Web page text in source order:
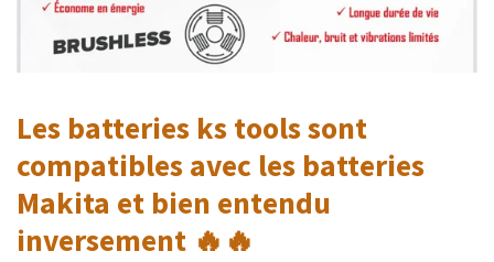
Les batteries ks tools sont
compatibles avec les batteries
Makita et bien entendu
inversement 🔥🔥